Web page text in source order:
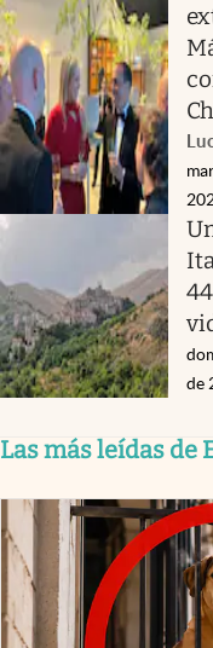
de
Las más leídas de